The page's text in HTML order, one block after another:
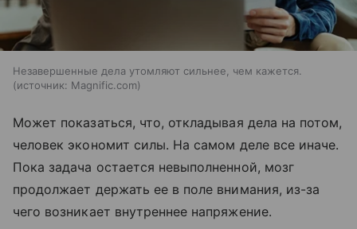
Незавершенные дела утомляют сильнее, чем кажется.
источник: Magnific.com
Может показаться, что, откладывая дела на потом,
человек экономит силы. На самом деле все иначе.
Пока задача остается невыполненной, мозг
продолжает держать ее в поле внимания, из-за
чего возникает внутреннее напряжение.